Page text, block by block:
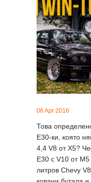
06 Apr 2016
Това
E30-ки, която
4,4 V8 от X5?
Е30 с V10 от
литров Chevy